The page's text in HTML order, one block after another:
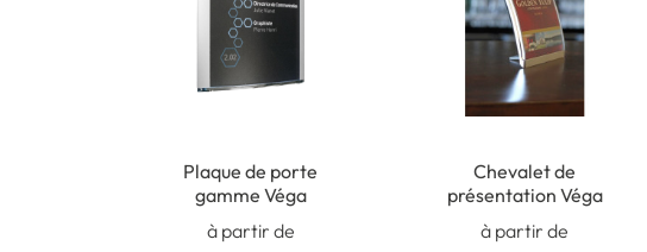
Plaque de porte
gamme Véga
à partir de
Chevalet de
présentation Véga
à partir de